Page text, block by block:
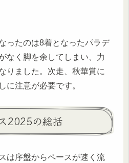
ったのは8着となったパラデ
なく脚を余してしまい、力
りました。次走、秋華賞に
に注意が必要です。
2025の総括
は序盤からペースが速く流